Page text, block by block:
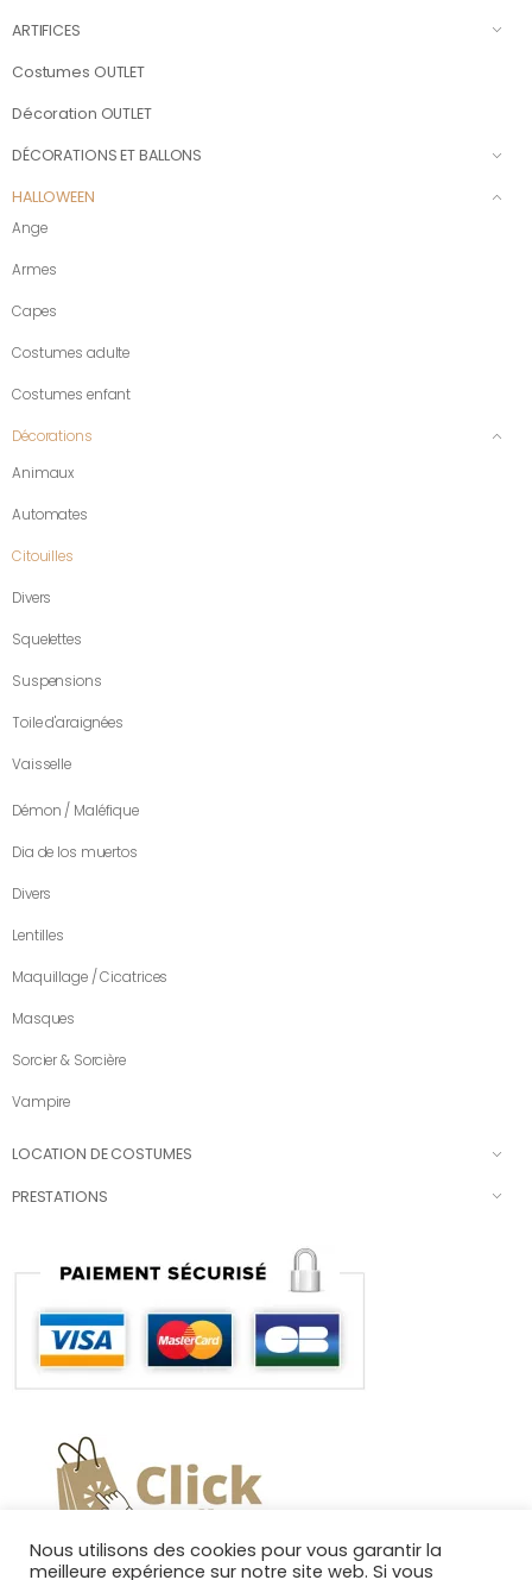
ARTIFICES
Costumes OUTLET
Décoration OUTLET
DÉCORATIONS ET BALLONS
HALLOWEEN
Ange
Armes
Capes
Costumes adulte
Costumes enfant
Décorations
Animaux
Automates
Citouilles
Divers
Squelettes
Suspensions
Toile d'araignées
Vaisselle
Démon / Maléfique
Dia de los muertos
Divers
Lentilles
Maquillage / Cicatrices
Masques
Sorcier & Sorcière
Vampire
LOCATION DE COSTUMES
PRESTATIONS
Nous utilisons des cookies pour vous garantir la
meilleure expérience sur notre site web. Si vous